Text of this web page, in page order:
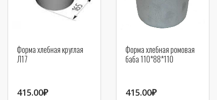
Форма хлебная круглая
Л17
415.00₽
Форма хлебная ромовая
баба 110*88*110
415.00₽